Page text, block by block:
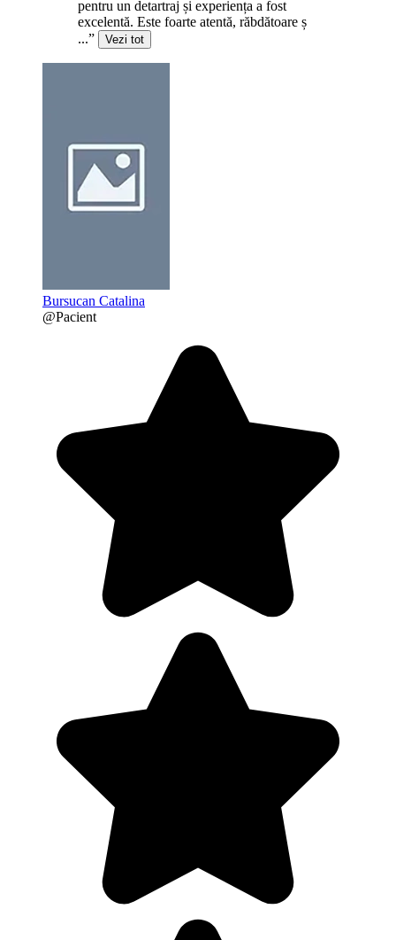
pentru un detartraj și experiența a fost
excelentă. Este foarte atentă, răbdătoare ș
...”
Vezi tot
Bursucan Catalina
@Pacient